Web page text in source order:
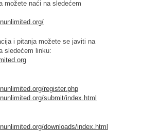
možete naći na sledećem
i pitanja možete se javiti na
sledećem linku:
register.php
submit/index.html
downloads/index.html